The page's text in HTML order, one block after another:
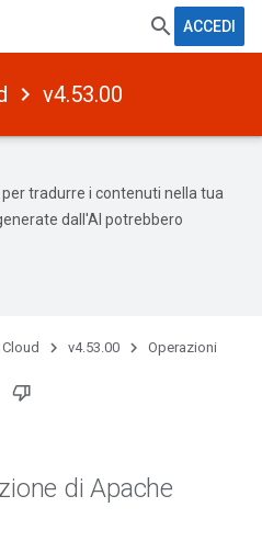
ACCEDI
v4.53.00
tradurre i contenuti nella tua
dall'AI potrebbero
v4.53.00 Operazioni
di Apache